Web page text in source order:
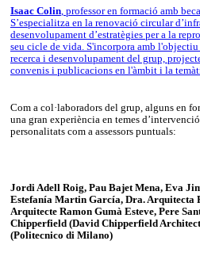
Isaac Colin, professor en formació amb
S’especialitza en la renovació circular
desenvolupament d’estratègies per a la
seu cicle de vida. S'incorpora amb
recerca i desenvolupament del grup,
convenis i publicacions en l'àmbit i la
Com a col·laboradors del grup, alguns en
una gran experiència en temes
personalitats com a assessors puntuals:
Jordi Adell Roig, Pau Bajet Mena, Eva
Estefanía Martin García, Dra. Arquitecta
Arquitecte Ramon Gumà Esteve, Pere
Chipperfield (David Chipperfield
(Politecnico di Milano)